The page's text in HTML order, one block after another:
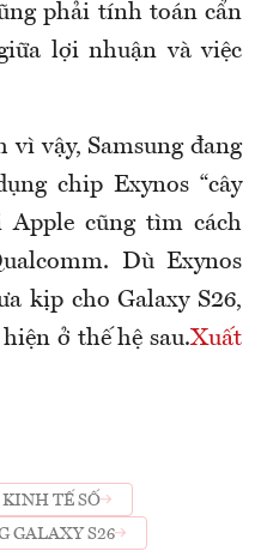
phải tính toán cẩn
lợi nhuận và việc
vì vậy, Samsung đang
chip Exynos “cây
Apple cũng tìm cách
Dù Exynos
kịp cho Galaxy S26,
ở thế hệ sau.Xuất
KINH TẾ SỐ
GALAXY S26